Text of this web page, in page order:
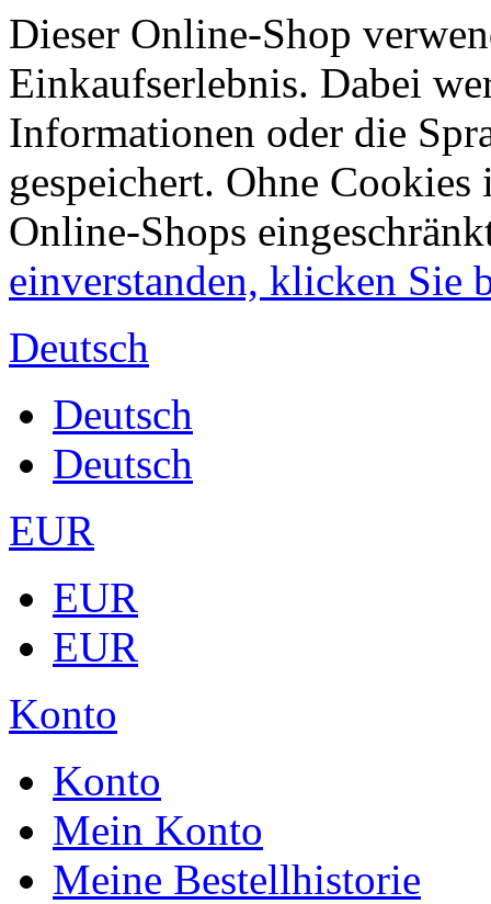
Dieser Online-Shop
Einkaufserlebnis. Dabei
Informationen oder die
gespeichert. Ohne
Online-Shops
einverstanden, klicken Sie
Deutsch
Deutsch
Deutsch
EUR
EUR
EUR
Konto
Konto
Mein Konto
Meine Bestellhistorie